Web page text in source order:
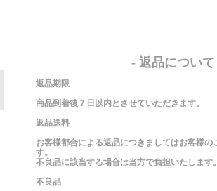
- 返品につい
返品期限
商品到着後７日以内とさせていただきます。
返品送料
お客様都合による返品につきましてはお客様の
す。
不良品に該当する場合は当方で負担いたします。
不良品